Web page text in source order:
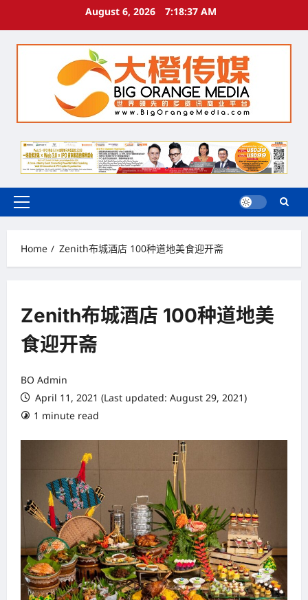
August 6, 2026 7:18:38 AM
Primary
Home
Zenith布城酒店 100种道地美食迎开斋
Zenith布城酒店 100种道地美
食迎开斋
BO Admin
April 11, 2021 (Last updated: August 29, 2021)
1 minute read